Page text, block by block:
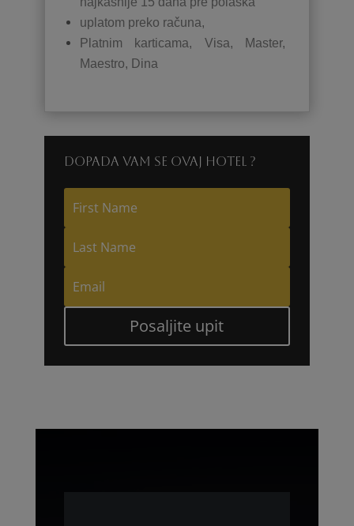
uplatom preko računa,
Platnim karticama, Visa, Master,
Maestro, Dina
Dopada vam se ovaj hotel ?
Posaljite upit